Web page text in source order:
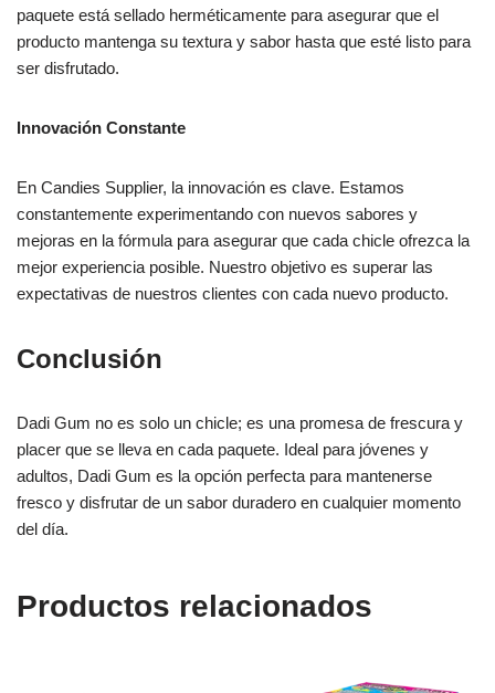
paquete está sellado herméticamente para asegurar que el
producto mantenga su textura y sabor hasta que esté listo para
ser disfrutado.
Innovación Constante
En Candies Supplier, la innovación es clave. Estamos
constantemente experimentando con nuevos sabores y
mejoras en la fórmula para asegurar que cada chicle ofrezca la
mejor experiencia posible. Nuestro objetivo es superar las
expectativas de nuestros clientes con cada nuevo producto.
Conclusión
Dadi Gum no es solo un chicle; es una promesa de frescura y
placer que se lleva en cada paquete. Ideal para jóvenes y
adultos, Dadi Gum es la opción perfecta para mantenerse
fresco y disfrutar de un sabor duradero en cualquier momento
del día.
Productos relacionados